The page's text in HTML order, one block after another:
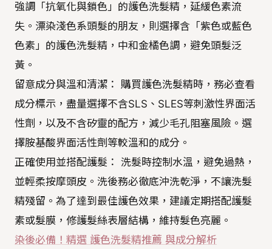
強調「抗氧化與鎖色」的護色洗髮精，延緩色素流
失。漂染淺色系頭髮的朋友，則選擇含「紫色或藍色
色素」的護色洗髮精，中和金橘色調，避免頭髮泛
黃。
留意成分與溫和清潔： 購買護色洗髮精時，務必查看
成分標示，盡量選擇不含SLS、SLES等刺激性界面活
性劑，以及不含矽靈的配方，減少毛孔阻塞風險。選
擇胺基酸界面活性劑等較溫和的成分。
正確使用並搭配護髮： 洗髮時控制水溫，避免過熱，
並輕柔按摩頭皮。洗後務必徹底沖洗乾淨，不讓洗髮
精殘留。為了達到最佳護色效果，建議定期搭配護髮
素或髮膜，修護髮絲表層結構，維持髮色亮麗。
染後必備！精選 護色洗髮精推薦 與成分解析